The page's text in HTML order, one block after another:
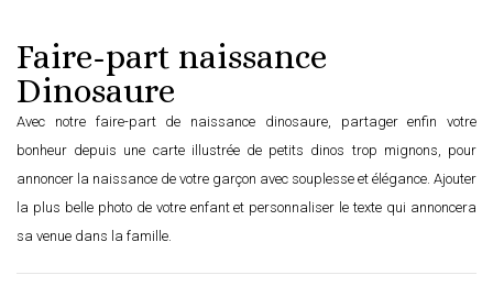
Faire-part naissance
Dinosaure
Avec notre faire-part de naissance dinosaure, partager enfin votre
bonheur depuis une carte illustrée de petits dinos trop mignons, pour
annoncer la naissance de votre garçon avec souplesse et élégance. Ajouter
la plus belle photo de votre enfant et personnaliser le texte qui annoncera
sa venue dans la famille.